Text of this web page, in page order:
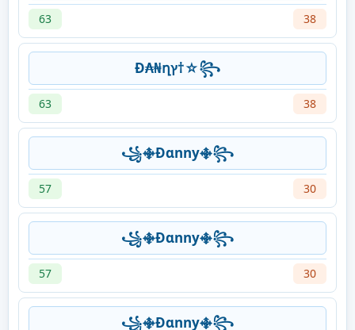
63 38
Đ₳₦ղץ†☆꧂
63 38
꧁࿇Ðɑnny࿇꧂
57 30
꧁࿇Ðɑnny࿇꧂
57 30
꧁࿇Ðɑnny࿇꧂